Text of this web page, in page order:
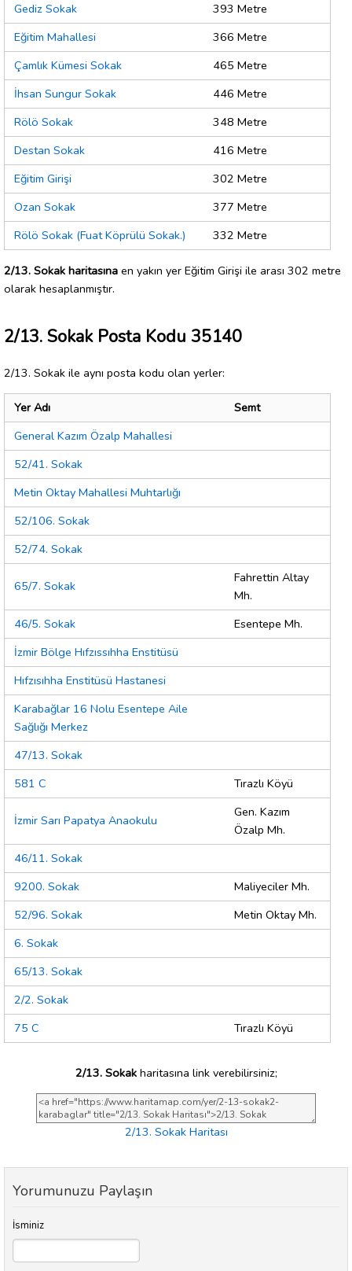
Gediz Sokak
393 Metre
Eğitim Mahallesi
366 Metre
Çamlık Kümesi Sokak
465 Metre
İhsan Sungur Sokak
446 Metre
Rölö Sokak
348 Metre
Destan Sokak
416 Metre
Eğitim Girişi
302 Metre
Ozan Sokak
377 Metre
Rölö Sokak (Fuat Köprülü Sokak.)
332 Metre
2/13. Sokak haritasına en yakın yer Eğitim Girişi ile arası 302 metre
olarak hesaplanmıştır.
2/13. Sokak Posta Kodu 35140
2/13. Sokak ile aynı posta kodu olan yerler:
Yer Adı
Semt
General Kazım Özalp Mahallesi
52/41. Sokak
Metin Oktay Mahallesi Muhtarlığı
52/106. Sokak
52/74. Sokak
65/7. Sokak
Fahrettin Altay
Mh.
46/5. Sokak
Esentepe Mh.
İzmir Bölge Hıfzıssıhha Enstitüsü
Hıfzısıhha Enstitüsü Hastanesi
Karabağlar 16 Nolu Esentepe Aile
Sağlığı Merkez
47/13. Sokak
581 C
Tırazlı Köyü
İzmir Sarı Papatya Anaokulu
Gen. Kazım
Özalp Mh.
46/11. Sokak
9200. Sokak
Maliyeciler Mh.
52/96. Sokak
Metin Oktay Mh.
6. Sokak
65/13. Sokak
2/2. Sokak
75 C
Tırazlı Köyü
2/13. Sokakharitasına link verebilirsiniz;
2/13. Sokak Haritası
Yorumunuzu Paylaşın
İsminiz